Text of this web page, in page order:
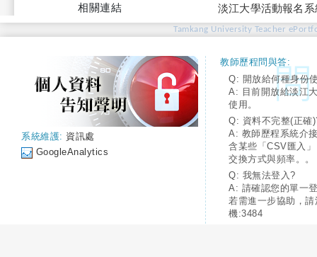
相關連結 淡江大學活動報名
Tamkang University Teacher
系統維護: 資訊處
GoogleAnalytics
教師歷程問與答:
Q: 開放給何種身份
A: 目前開放給淡江
使用。
Q: 資料不完整(正確
A: 教師歷程系統介
含某些「CSV匯入
交換方式與頻率。。
Q: 我無法登入?
A: 請確認您的單一
若需進一步協助，
機:3484